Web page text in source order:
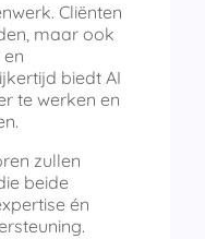
Cliënten
maar ook
biedt AI
te werken en
zullen
beide
én